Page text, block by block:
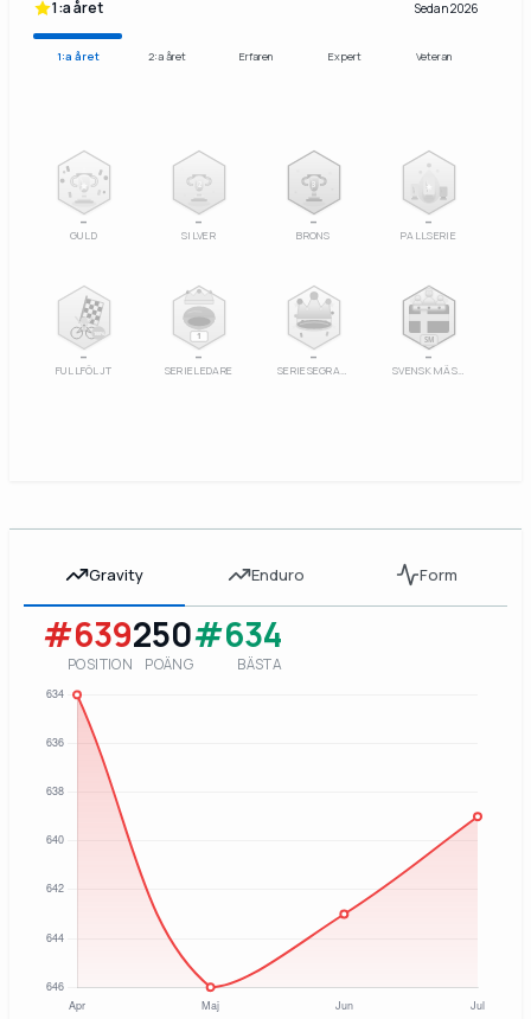
Gravity Enduro Form
#639
POSITION
250
POÄNG
#634
BÄSTA
1:a året Sedan 2026
1:a året 2:a året Erfaren Expert Veteran
–
GULD
–
SILVER
3
–
BRONS
–
PALLSERIE
100%
–
FULLFÖLJT
1
–
SERIELEDARE
–
SERIESEGRARE
SM
–
SVENSK MÄSTARE